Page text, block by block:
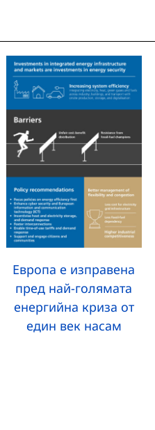
Европа е изправена
пред най-голямата
енергийна криза от
един век насам